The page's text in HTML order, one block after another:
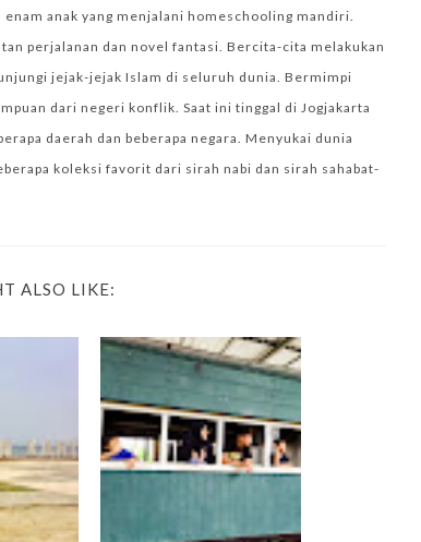
anak yang menjalani homeschooling mandiri.
perjalanan dan novel fantasi. Bercita-cita melakukan
jejak-jejak Islam di seluruh dunia. Bermimpi
dari negeri konflik. Saat ini tinggal di Jogjakarta
daerah dan beberapa negara. Menyukai dunia
koleksi favorit dari sirah nabi dan sirah sahabat-
ALSO LIKE: